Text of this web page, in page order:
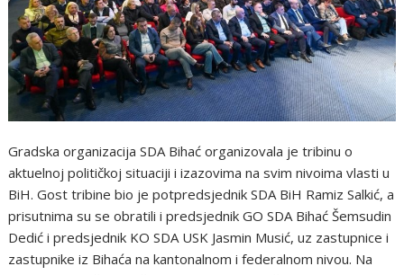
Gradska organizacija SDA Bihać organizovala je tribinu o
aktuelnoj političkoj situaciji i izazovima na svim nivoima vlasti u
BiH. Gost tribine bio je potpredsjednik SDA BiH Ramiz Salkić, a
prisutnima su se obratili i predsjednik GO SDA Bihać Šemsudin
Dedić i predsjednik KO SDA USK Jasmin Musić, uz zastupnice i
zastupnike iz Bihaća na kantonalnom i federalnom nivou. Na